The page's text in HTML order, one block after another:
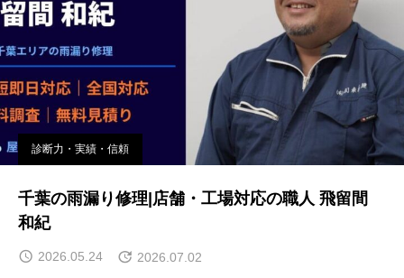
診断力・実績・信頼
千葉の雨漏り修理|店舗・工場対応の職人 飛留間
和紀
2026.05.24 2026.07.02